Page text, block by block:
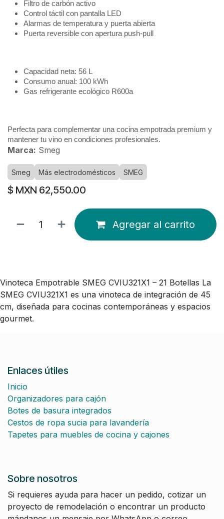
Filtro de carbón activo
Control táctil con pantalla LED
Alarmas de temperatura y puerta abierta
Puerta reversible con apertura push-pull
Capacidad neta: 56 L
Consumo anual: 100 kWh
Gas refrigerante ecológico R600a
Perfecta para complementar una cocina empotrada premium y
mantener tu vino en condiciones profesionales.
Marca: Smeg
Smeg Más electrodomésticos SMEG
$ MXN 62,550.00
Agregar al carrito
Vinoteca Empotrable SMEG CVIU321X1 – 21 Botellas La
SMEG CVIU321X1 es una vinoteca de integración de 45
cm, diseñada para cocinas contemporáneas y espacios
gourmet.
Enlaces útiles
Inicio
Organizadores para cajón
Botes de basura integrados
Cestos de ropa sucia para lavandería
Tapetes para muebles de cocina y cajones
Sobre nosotros
Si requieres ayuda para hacer un pedido, cotizar un
proyecto de remodelación o encontrar un producto